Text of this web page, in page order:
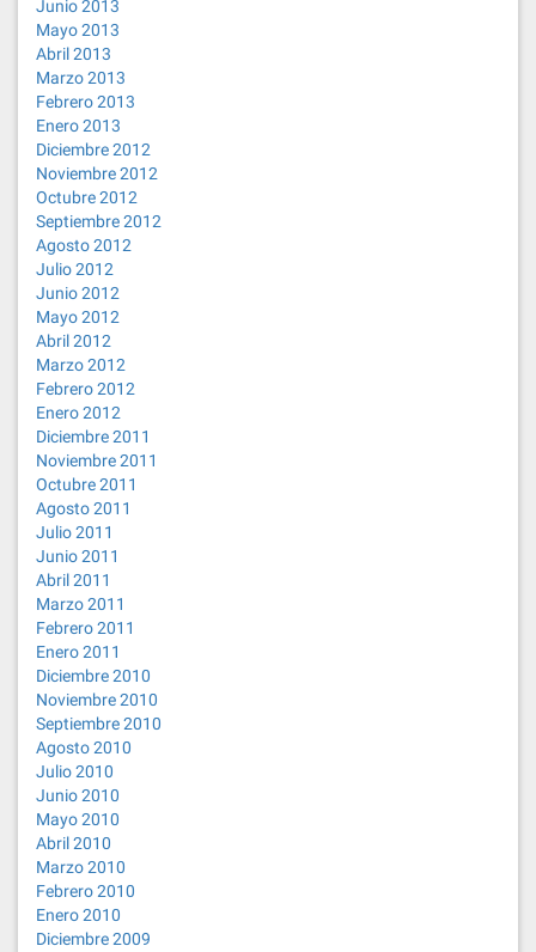
Junio 2013
Mayo 2013
Abril 2013
Marzo 2013
Febrero 2013
Enero 2013
Diciembre 2012
Noviembre 2012
Octubre 2012
Septiembre 2012
Agosto 2012
Julio 2012
Junio 2012
Mayo 2012
Abril 2012
Marzo 2012
Febrero 2012
Enero 2012
Diciembre 2011
Noviembre 2011
Octubre 2011
Agosto 2011
Julio 2011
Junio 2011
Abril 2011
Marzo 2011
Febrero 2011
Enero 2011
Diciembre 2010
Noviembre 2010
Septiembre 2010
Agosto 2010
Julio 2010
Junio 2010
Mayo 2010
Abril 2010
Marzo 2010
Febrero 2010
Enero 2010
Diciembre 2009